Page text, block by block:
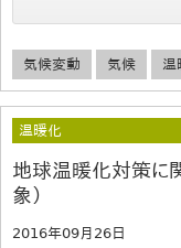
気候変動 気候 温
温暖化
地球温暖化対策に
象）
2016年09月26日